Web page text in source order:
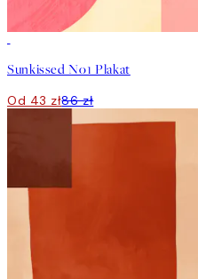
Sunkissed No1 Plakat
Od 43 zł86 zł